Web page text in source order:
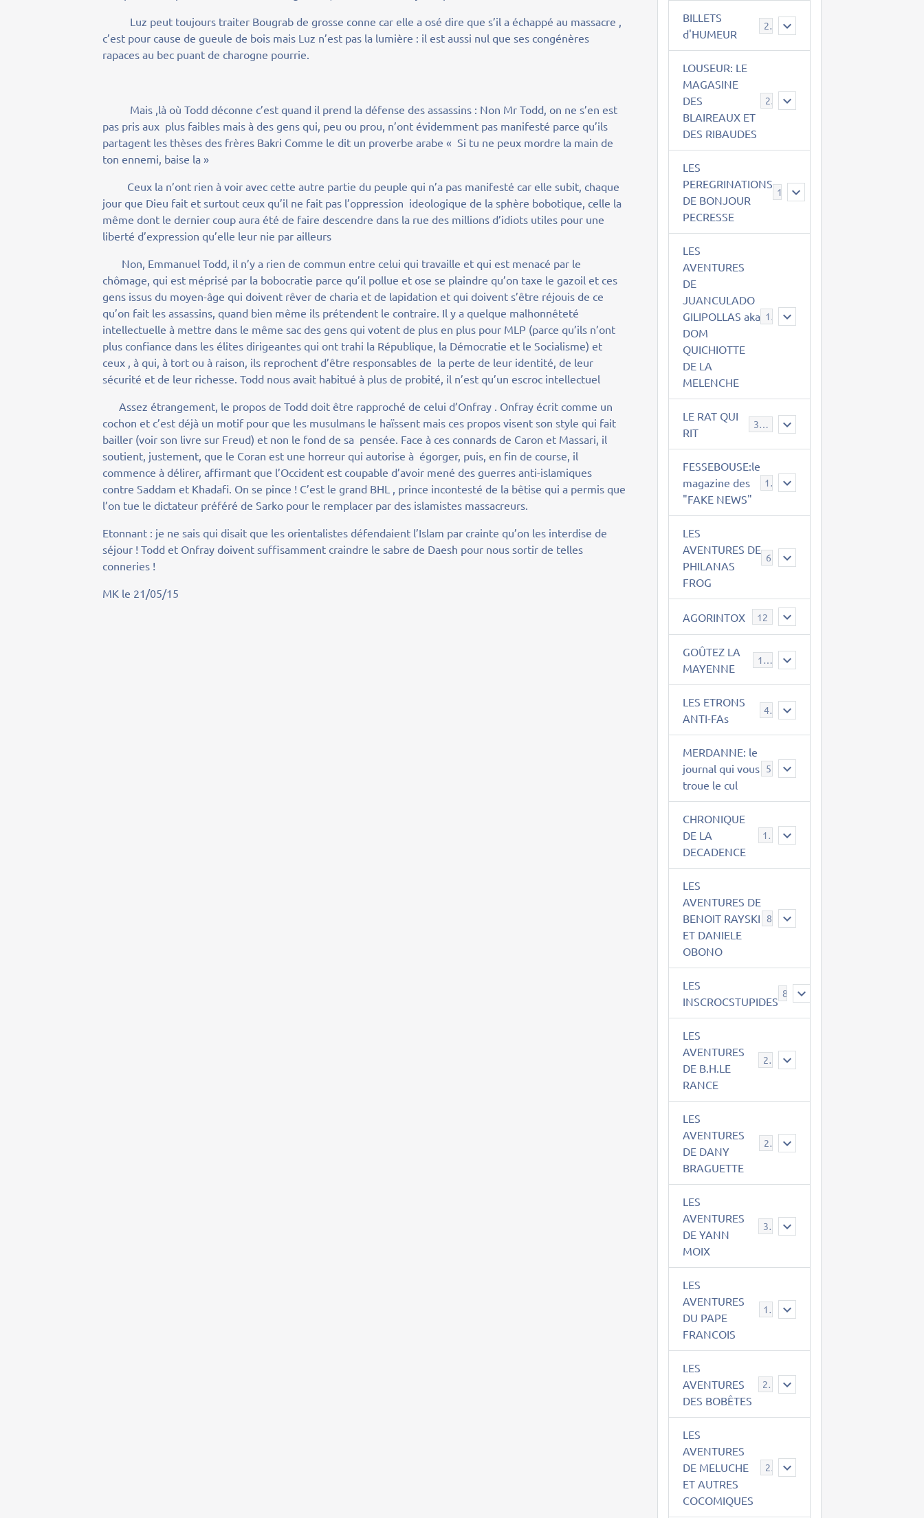
Luz peut toujours traiter Bougrab de grosse conne car elle a osé dire que s’il a échappé au massacre ,
c’est pour cause de gueule de bois mais Luz n’est pas la lumière : il est aussi nul que ses congénères
rapaces au bec puant de charogne pourrie.
Mais ,là où Todd déconne c’est quand il prend la défense des assassins : Non Mr Todd, on ne s’en est
pas pris aux plus faibles mais à des gens qui, peu ou prou, n’ont évidemment pas manifesté parce qu’ils
partagent les thèses des frères Bakri Comme le dit un proverbe arabe « Si tu ne peux mordre la main de
ton ennemi, baise la »
Ceux la n’ont rien à voir avec cette autre partie du peuple qui n’a pas manifesté car elle subit, chaque
jour que Dieu fait et surtout ceux qu’il ne fait pas l’oppression ideologique de la sphère bobotique, celle la
même dont le dernier coup aura été de faire descendre dans la rue des millions d’idiots utiles pour une
liberté d’expression qu’elle leur nie par ailleurs
Non, Emmanuel Todd, il n’y a rien de commun entre celui qui travaille et qui est menacé par le
chômage, qui est méprisé par la bobocratie parce qu’il pollue et ose se plaindre qu’on taxe le gazoil et ces
gens issus du moyen-âge qui doivent rêver de charia et de lapidation et qui doivent s’être réjouis de ce
qu’on fait les assassins, quand bien même ils prétendent le contraire. Il y a quelque malhonnêteté
intellectuelle à mettre dans le même sac des gens qui votent de plus en plus pour MLP (parce qu’ils n’ont
plus confiance dans les élites dirigeantes qui ont trahi la République, la Démocratie et le Socialisme) et
ceux , à qui, à tort ou à raison, ils reprochent d’être responsables de la perte de leur identité, de leur
sécurité et de leur richesse. Todd nous avait habitué à plus de probité, il n’est qu’un escroc intellectuel
Assez étrangement, le propos de Todd doit être rapproché de celui d’Onfray . Onfray écrit comme un
cochon et c’est déjà un motif pour que les musulmans le haïssent mais ces propos visent son style qui fait
bailler (voir son livre sur Freud) et non le fond de sa pensée. Face à ces connards de Caron et Massari, il
soutient, justement, que le Coran est une horreur qui autorise à égorger, puis, en fin de course, il
commence à délirer, affirmant que l’Occident est coupable d’avoir mené des guerres anti-islamiques
contre Saddam et Khadafi. On se pince ! C’est le grand BHL , prince incontesté de la bêtise qui a permis que
l’on tue le dictateur préféré de Sarko pour le remplacer par des islamistes massacreurs.
Etonnant : je ne sais qui disait que les orientalistes défendaient l’Islam par crainte qu’on les interdise de
séjour ! Todd et Onfray doivent suffisamment craindre le sabre de Daesh pour nous sortir de telles
conneries !
MK le 21/05/15
BILLETS
d'HUMEUR
2
LOUSEUR: LE
MAGASINE
DES
BLAIREAUX ET
DES RIBAUDES
21
LES
PEREGRINATIONS
DE BONJOUR
PECRESSE
14
LES
AVENTURES
DE
JUANCULADO
GILIPOLLAS aka
DOM
QUICHIOTTE
DE LA
MELENCHE
119
LE RAT QUI
RIT
395
FESSEBOUSE:le
magazine des
"FAKE NEWS"
19
LES
AVENTURES DE
PHILANAS
FROG
AGORINTOX 12
GOÛTEZ LA
MAYENNE
189
LES ETRONS
ANTI-FAs
4
MERDANNE: le
journal qui vous
troue le cul
CHRONIQUE
DE LA
DECADENCE
12
LES
AVENTURES DE
BENOIT RAYSKI
ET DANIELE
OBONO
LES
INSCROCSTUPIDES
8
LES
AVENTURES
DE B.H.LE
RANCE
21
LES
AVENTURES
DE DANY
BRAGUETTE
29
LES
AVENTURES
DE YANN
MOIX
39
LES
AVENTURES
DU PAPE
FRANCOIS
15
LES
AVENTURES
DES BOBÊTES
23
LES
AVENTURES
DE MELUCHE
ET AUTRES
COCOMIQUES
22